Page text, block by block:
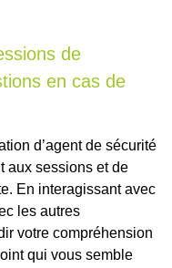
de
en cas de
d’agent de sécurité
aux sessions et de
En interagissant avec
les autres
votre compréhension
qui vous semble